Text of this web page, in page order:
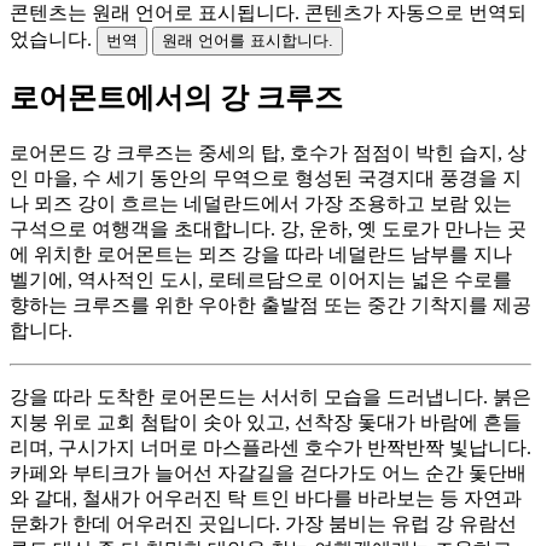
콘텐츠는 원래 언어로 표시됩니다. 콘텐츠가 자동으로 번역되
었습니다.
번역 원래 언어를 표시합니다.
로어몬트에서의 강 크루즈
로어몬드 강 크루즈는 중세의 탑, 호수가 점점이 박힌 습지, 상
인 마을, 수 세기 동안의 무역으로 형성된 국경지대 풍경을 지
나 뫼즈 강이 흐르는 네덜란드에서 가장 조용하고 보람 있는
구석으로 여행객을 초대합니다. 강, 운하, 옛 도로가 만나는 곳
에 위치한 로어몬트는 뫼즈 강을 따라 네덜란드 남부를 지나
벨기에, 역사적인 도시, 로테르담으로 이어지는 넓은 수로를
향하는 크루즈를 위한 우아한 출발점 또는 중간 기착지를 제공
합니다.
강을 따라 도착한 로어몬드는 서서히 모습을 드러냅니다. 붉은
지붕 위로 교회 첨탑이 솟아 있고, 선착장 돛대가 바람에 흔들
리며, 구시가지 너머로 마스플라센 호수가 반짝반짝 빛납니다.
카페와 부티크가 늘어선 자갈길을 걷다가도 어느 순간 돛단배
와 갈대, 철새가 어우러진 탁 트인 바다를 바라보는 등 자연과
문화가 한데 어우러진 곳입니다. 가장 붐비는 유럽 강 유람선